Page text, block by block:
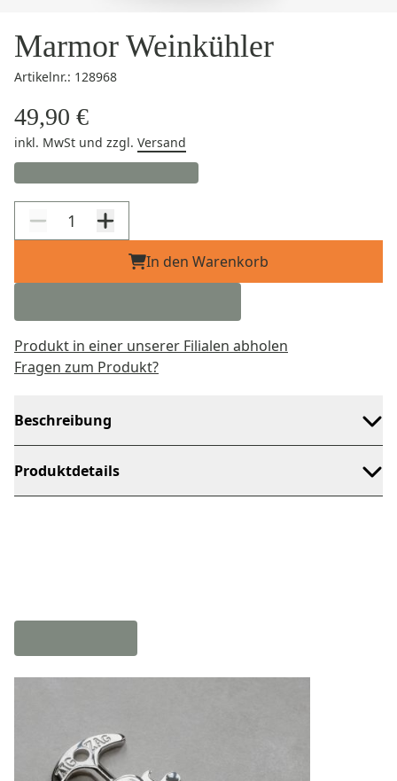
Marmor Weinkühler
Artikelnr.: 128968
49,90 €
inkl. MwSt und zzgl. Versand
In den Warenkorb
Produkt in einer unserer Filialen abholen
Fragen zum Produkt?
Beschreibung
Produktdetails